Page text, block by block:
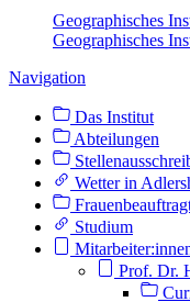
Geographisches
Geographisches
Navigation
Das Institut
Abteilungen
Wetter in
Studium
Prof. Dr.